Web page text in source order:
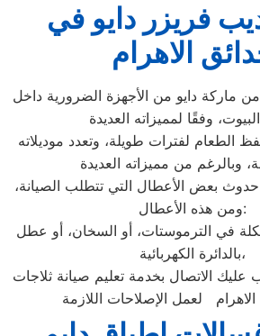
فريزر دايو في
الاهرام
ماركة دايو من الأجهزة الضرورية داخل
الطعام لفترات طويلة، وتعدد موديلاته
حدوث بعض الأعطال التي تتطلب الصيانة،
ومن هذه الأعطال:
في الترموستات، أو السخان، أو عطل
بالدائرة الكهربائية،
عليك الاتصال بخدمة تعليم صيانة ثلاجات